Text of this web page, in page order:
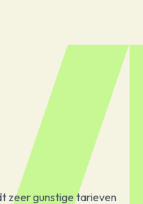
zeer gunstige tarieven